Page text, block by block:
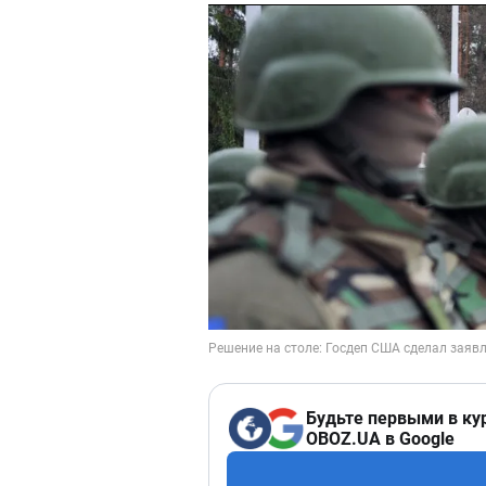
Будьте первыми в
OBOZ.UA в Google